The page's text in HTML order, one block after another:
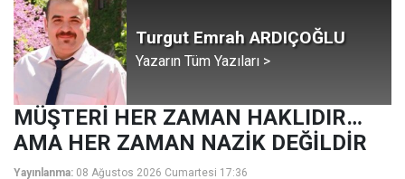
Turgut Emrah ARDIÇOĞLU
Yazarın Tüm Yazıları >
MÜŞTERİ HER ZAMAN HAKLIDIR…
AMA HER ZAMAN NAZİK DEĞİLDİR
Yayınlanma: 08 Ağustos 2026 Cumartesi 17:36